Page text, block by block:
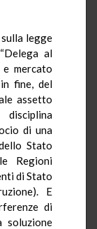
sulla legge
al
mercato
fine, del
assetto
di una
Stato
Regioni
di Stato
E
di
soluzione